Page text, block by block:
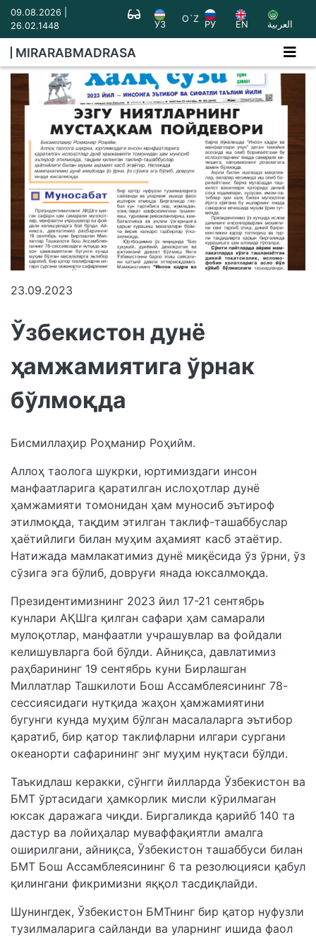
09.08.2026 |
26.02.1448
УЗ
O`Z
РУ EN العربية
MIRARABMADRASA
23.09.2023
Ўзбекистон дунё
ҳамжамиятига ўрнак
бўлмоқда
Бисмиллаҳир Роҳманир Роҳийм.
Аллоҳ таолога шукрки, юртимиздаги инсон
манфаатларига қаратилган ислоҳотлар дунё
ҳамжамияти томонидан ҳам муносиб эътироф
этилмоқда, тақдим этилган таклиф-ташаббуслар
ҳаётийлиги билан муҳим аҳамият касб этаётир.
Натижада мамлакатимиз дунё миқёсида ўз ўрни, ўз
сўзига эга бўлиб, довруғи янада юксалмоқда.
Президентимизнинг 2023 йил 17-21 сентябрь
кунлари АҚШга қилган сафари ҳам самарали
мулоқотлар, манфаатли учрашувлар ва фойдали
келишувларга бой бўлди. Айниқса, давлатимиз
раҳбарининг 19 сентябрь куни Бирлашган
Миллатлар Ташкилоти Бош Ассамблеясининг 78-
сессиясидаги нутқида жаҳон ҳамжамиятини
бугунги кунда муҳим бўлган масалаларга эътибор
қаратиб, бир қатор таклифларни илгари сургани
океанорти сафарининг энг муҳим нуқтаси бўлди.
Таъкидлаш керакки, сўнгги йилларда Ўзбекистон ва
БМТ ўртасидаги ҳамкорлик мисли кўрилмаган
юксак даражага чиқди. Биргаликда қарийб 140 та
дастур ва лойиҳалар муваффақиятли амалга
оширилгани, айниқса, Ўзбекистон ташаббуси билан
БМТ Бош Ассамблеясининг 6 та резолюцияси қабул
қилингани фикримизни яққол тасдиқлайди.
Шунингдек, Ўзбекистон БМТнинг бир қатор нуфузли
тузилмаларига сайланди ва уларнинг ишида фаол